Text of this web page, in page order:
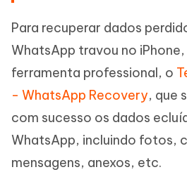
Para recuperar dados
WhatsApp travou no
ferramenta professional, o
- WhatsApp Recovery, que
com sucesso os dados
WhatsApp, incluindo fotos,
mensagens, anexos, etc.